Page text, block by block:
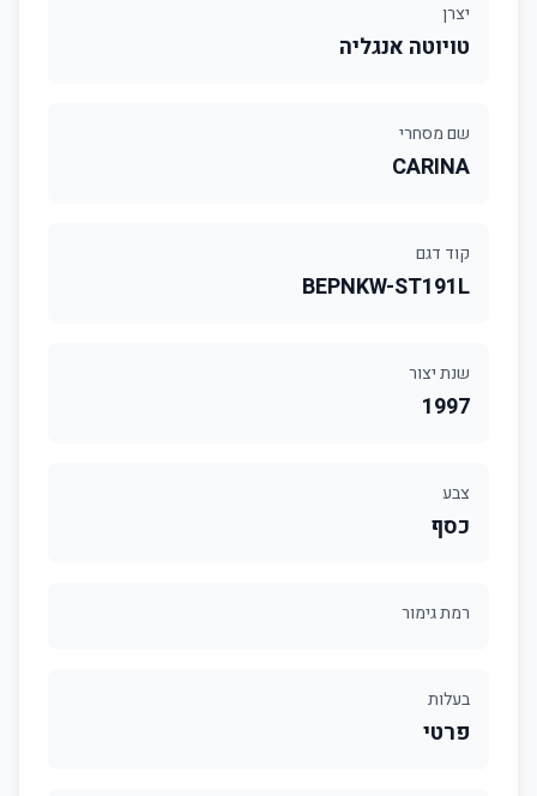
יצרן
טויוטה אנגליה
שם מסחרי
CARINA
קוד דגם
BEPNKW-ST191L
שנת יצור
1997
צבע
כסף
רמת גימור
בעלות
פרטי